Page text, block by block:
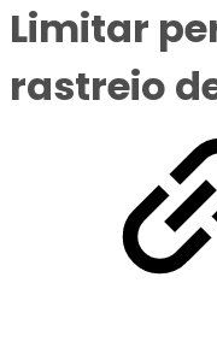
Limitar
rastreio